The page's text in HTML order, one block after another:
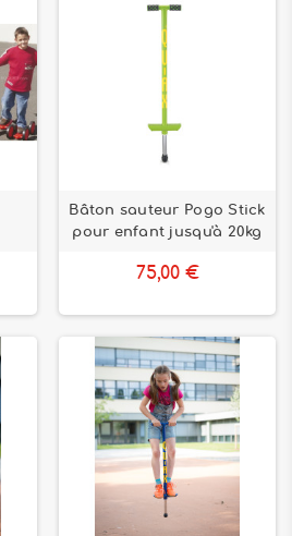
Bâton sauteur Pogo Stick
pour enfant jusqu'à 20kg
75,00 €